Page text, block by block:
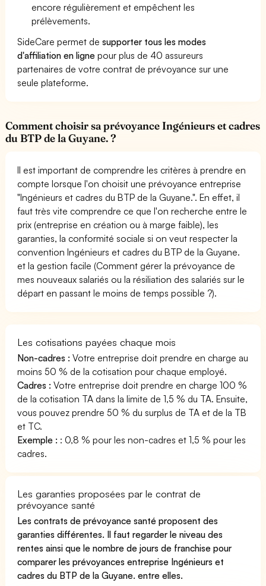
encore régulièrement et empêchent les
prélèvements.
SideCare permet desupporter tous les modes
d'affiliation en ligne pour plus de 40 assureurs
partenaires de votre contrat de prévoyance sur une
seule plateforme.
Comment choisir sa prévoyance Ingénieurs et cadres
du BTP de la Guyane. ?
Il est important de comprendre les critères à prendre en
compte lorsque l'on choisit une prévoyance entreprise
"Ingénieurs et cadres du BTP de la Guyane.". En effet, il
faut très vite comprendre ce que l'on recherche entre le
prix (entreprise en création ou à marge faible), les
garanties, la conformité sociale si on veut respecter la
convention Ingénieurs et cadres du BTP de la Guyane.
et la gestion facile (Comment gérer la prévoyance de
mes nouveaux salariés ou la résiliation des salariés sur le
départ en passant le moins de temps possible ?).
Les cotisations payées chaque mois
Non-cadres : Votre entreprise doit prendre en charge au
moins 50 % de la cotisation pour chaque employé.
Cadres : Votre entreprise doit prendre en charge 100 %
de la cotisation TA dans la limite de 1,5 % du TA. Ensuite,
vous pouvez prendre 50 % du surplus de TA et de la TB
et TC.
Exemple : : 0,8 % pour les non-cadres et 1,5 % pour les
cadres.
Les garanties proposées par le contrat de
prévoyance santé
Les contrats de prévoyance santé proposent des
garanties différentes. Il faut regarder le niveau des
rentes ainsi que le nombre de jours de franchise pour
comparer les prévoyances entreprise Ingénieurs et
cadres du BTP de la Guyane. entre elles.